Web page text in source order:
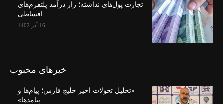
تجارت پول‌های نداشته؛ راز درآمد پلتفرم‌های
اقساطی
16 آذر 1402
خبرهای محبوب
«تحلیل تحولات اخیر خلیج فارس؛ پیام‌ها و
پیامدها»